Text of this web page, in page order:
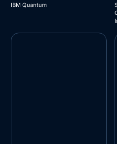
IBM Quantum